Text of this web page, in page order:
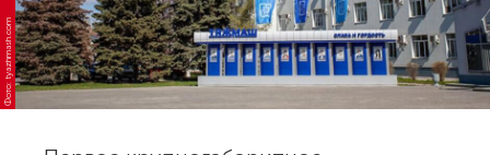
Фото: tyazhmash.com